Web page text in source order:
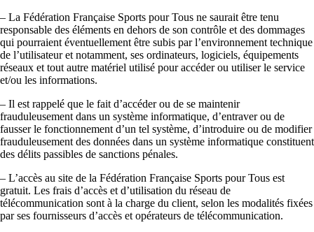
– La Fédération Française Sports pour Tous ne saurait être tenu
responsable des éléments en dehors de son contrôle et des dommages
qui pourraient éventuellement être subis par l’environnement technique
de l’utilisateur et notamment, ses ordinateurs, logiciels, équipements
réseaux et tout autre matériel utilisé pour accéder ou utiliser le service
et/ou les informations.
– Il est rappelé que le fait d’accéder ou de se maintenir
frauduleusement dans un système informatique, d’entraver ou de
fausser le fonctionnement d’un tel système, d’introduire ou de modifier
frauduleusement des données dans un système informatique constituent
des délits passibles de sanctions pénales.
– L’accès au site de la Fédération Française Sports pour Tous est
gratuit. Les frais d’accès et d’utilisation du réseau de
télécommunication sont à la charge du client, selon les modalités fixées
par ses fournisseurs d’accès et opérateurs de télécommunication.